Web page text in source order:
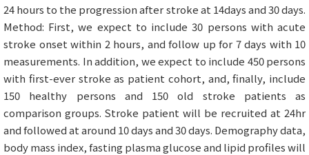
24 hours to the progression after stroke at 14days and 30 days.
Method: First, we expect to include 30 persons with acute
stroke onset within 2 hours, and follow up for 7 days with 10
measurements. In addition, we expect to include 450 persons
with first-ever stroke as patient cohort, and, finally, include
150 healthy persons and 150 old stroke patients as
comparison groups. Stroke patient will be recruited at 24hr
and followed at around 10 days and 30 days. Demography data,
body mass index, fasting plasma glucose and lipid profiles will